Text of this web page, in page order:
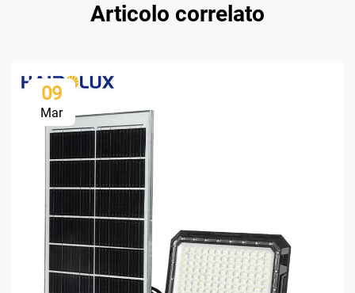
Articolo correlato
09
Mar